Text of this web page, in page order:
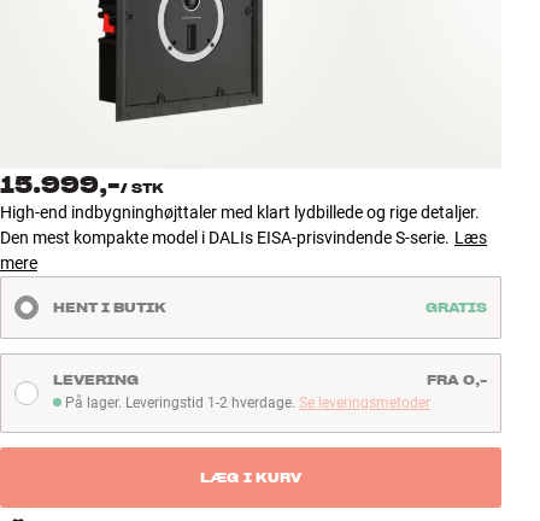
Tilbehør
NYHEDER
Kundeservice
Log ind
Kundeservice
Byg med Lyd
15.999,-/ STK
High-end indbygninghøjttaler med klart lydbillede og rige detaljer.
Den mest kompakte model i DALIs EISA-prisvindende S-serie. Læs
mere
HENT I BUTIK GRATIS
På lager. Leveringstid 1-2 hverdage
På lager. Leveringstid 1-2 hverdage. Se leveringsmetoder
LEVERING FRA 0,-
LÆG I KURV